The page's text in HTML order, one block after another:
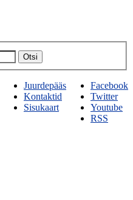
Otsi
Facebook
Twitter
Youtube
RSS
Juurdepääs
Kontaktid
Sisukaart